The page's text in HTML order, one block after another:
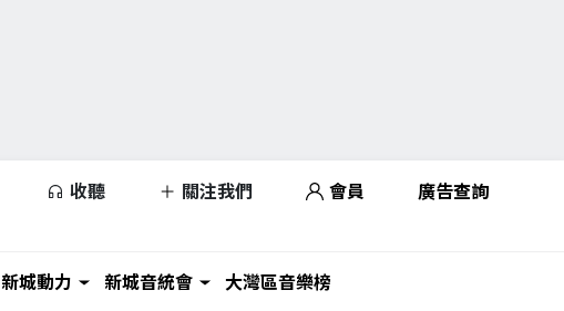
收聽 關注我們 會員 廣告查詢
新城動力 新城音統會 大灣區音樂榜